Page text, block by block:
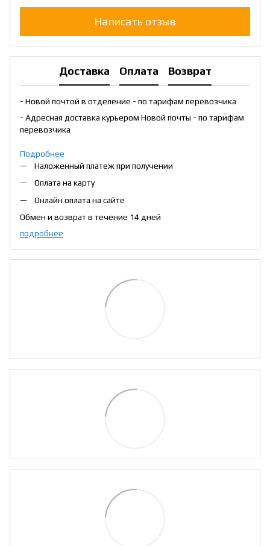
Написать отзыв
Доставка Оплата Возврат
- Новой почтой в отделение - по тарифам перевозчика
- Адресная доставка курьером Новой почты - по тарифам
перевозчика
Подробнее
Наложенный платеж при получении
Оплата на карту
Онлайн оплата на сайте
Обмен и возврат в течение 14 дней
подробнее